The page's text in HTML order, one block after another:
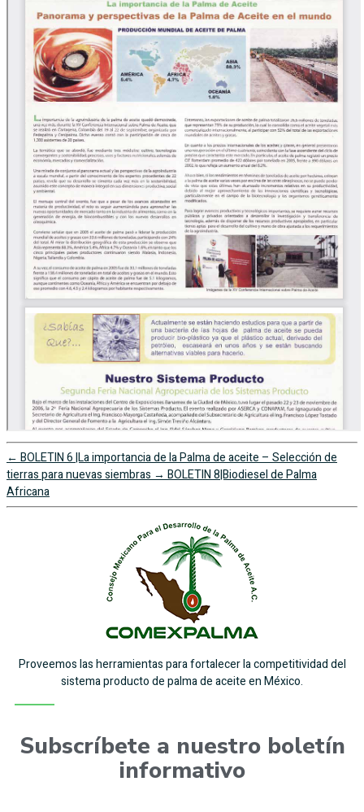
← BOLETIN 6 |La importancia de la Palma de aceite – Selección de
tierras para nuevas siembras → BOLETIN 8|Biodiesel de Palma
Africana
Proveemos las herramientas para fortalecer la competitividad del
sistema producto de palma de aceite en México.
Subscríbete a nuestro boletín
informativo